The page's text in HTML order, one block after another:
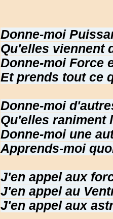
Donne-moi
Qu'elles viennent
Donne-moi Force
Et prends tout ce
Donne-moi
Qu'elles raniment
Donne-moi une
Apprends-moi
J'en appel aux
J'en appel au
J'en appel aux